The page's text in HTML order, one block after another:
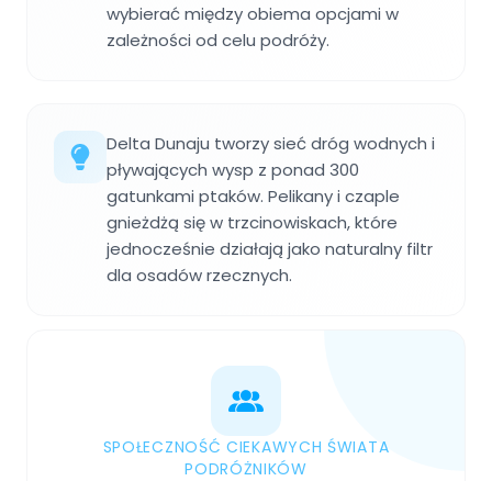
wybierać między obiema opcjami w
zależności od celu podróży.
Delta Dunaju tworzy sieć dróg wodnych i
pływających wysp z ponad 300
gatunkami ptaków. Pelikany i czaple
gnieżdżą się w trzcinowiskach, które
jednocześnie działają jako naturalny filtr
dla osadów rzecznych.
SPOŁECZNOŚĆ CIEKAWYCH ŚWIATA
PODRÓŻNIKÓW